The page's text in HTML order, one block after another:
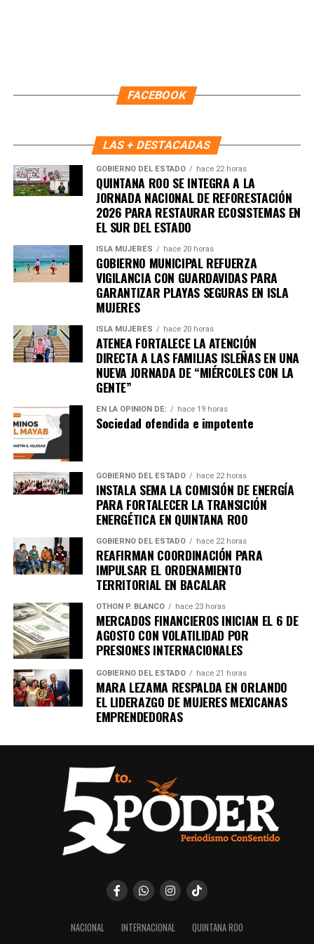
FACEBOOK
LAS + DESTACADAS
GOBIERNO DEL ESTADO hace 22 horas
QUINTANA ROO SE INTEGRA A LA
JORNADA NACIONAL DE REFORESTACIÓN
2026 PARA RESTAURAR ECOSISTEMAS EN
EL SUR DEL ESTADO
ISLA MUJERES hace 20 horas
GOBIERNO MUNICIPAL REFUERZA
VIGILANCIA CON GUARDAVIDAS PARA
GARANTIZAR PLAYAS SEGURAS EN ISLA
MUJERES
ISLA MUJERES hace 20 horas
ATENEA FORTALECE LA ATENCIÓN
DIRECTA A LAS FAMILIAS ISLEÑAS EN UNA
NUEVA JORNADA DE “MIÉRCOLES CON LA
GENTE”
EN LA OPINIÓN DE: hace 19 horas
Sociedad ofendida e impotente
GOBIERNO DEL ESTADO hace 22 horas
INSTALA SEMA LA COMISIÓN DE ENERGÍA
PARA FORTALECER LA TRANSICIÓN
ENERGÉTICA EN QUINTANA ROO
GOBIERNO DEL ESTADO hace 22 horas
REAFIRMAN COORDINACIÓN PARA
IMPULSAR EL ORDENAMIENTO
TERRITORIAL EN BACALAR
OTHON P. BLANCO hace 23 horas
MERCADOS FINANCIEROS INICIAN EL 6 DE
AGOSTO CON VOLATILIDAD POR
PRESIONES INTERNACIONALES
GOBIERNO DEL ESTADO hace 21 horas
MARA LEZAMA RESPALDA EN ORLANDO
EL LIDERAZGO DE MUJERES MEXICANAS
EMPRENDEDORAS
NACIONAL INTERNACIONAL QUINTANA ROO